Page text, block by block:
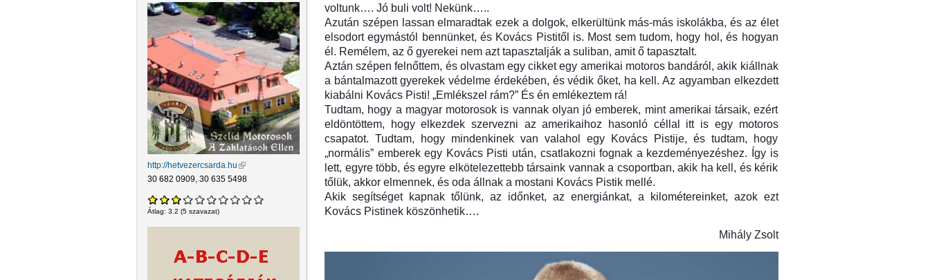
http://hetvezercsarda.hu (külső hivatkozás)
30 682 0909, 30 635 5498
Átlag: 3.2 (5 szavazat)
voltunk…. Jó buli volt! Nekünk…..
Azután szépen lassan elmaradtak ezek a dolgok, elkerültünk más-más iskolákba, és az élet
elsodort egymástól bennünket, és Kovács Pistitől is. Most sem tudom, hogy hol, és hogyan
él. Remélem, az ő gyerekei nem azt tapasztalják a suliban, amit ő tapasztalt.
Aztán szépen felnőttem, és olvastam egy cikket egy amerikai motoros bandáról, akik kiállnak
a bántalmazott gyerekek védelme érdekében, és védik őket, ha kell. Az agyamban elkezdett
kiabálni Kovács Pisti! „Emlékszel rám?” És én emlékeztem rá!
Tudtam, hogy a magyar motorosok is vannak olyan jó emberek, mint amerikai társaik, ezért
eldöntöttem, hogy elkezdek szervezni az amerikaihoz hasonló céllal itt is egy motoros
csapatot. Tudtam, hogy mindenkinek van valahol egy Kovács Pistije, és tudtam, hogy
„normális” emberek egy Kovács Pisti után, csatlakozni fognak a kezdeményezéshez. Így is
lett, egyre több, és egyre elkötelezettebb társaink vannak a csoportban, akik ha kell, és kérik
tőlük, akkor elmennek, és oda állnak a mostani Kovács Pistik mellé.
Akik segítséget kapnak tőlünk, az időnket, az energiánkat, a kilométereinket, azok ezt
Kovács Pistinek köszönhetik….
Mihály Zsolt